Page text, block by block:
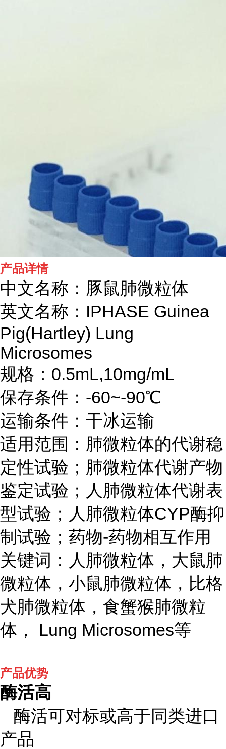
产品详情
中文名称：豚鼠肺微粒体
英文名称：IPHASE Guinea
Pig(Hartley) Lung
Microsomes
规格：0.5mL,10mg/mL
保存条件：-60~-90℃
运输条件：干冰运输
适用范围：肺微粒体的代谢稳
定性试验；肺微粒体代谢产物
鉴定试验；人肺微粒体代谢表
型试验；人肺微粒体CYP酶抑
制试验；药物-药物相互作用
关键词：人肺微粒体，大鼠肺
微粒体，小鼠肺微粒体，比格
犬肺微粒体，食蟹猴肺微粒
体， Lung Microsomes等
产品优势
酶活高
酶活可对标或高于同类进口
产品